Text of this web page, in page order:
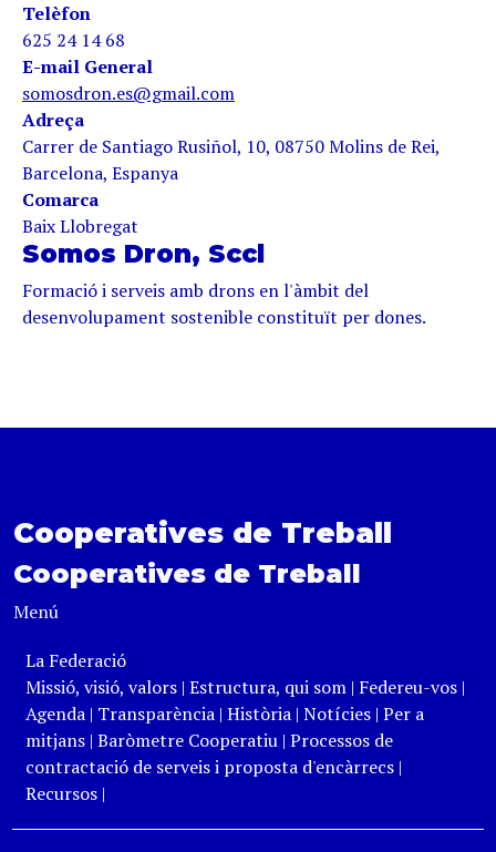
Telèfon
625 24 14 68
E-mail General
somosdron.es@gmail.com
Adreça
Carrer de Santiago Rusiñol, 10, 08750 Molins de Rei,
Barcelona, Espanya
Comarca
Baix Llobregat
Somos Dron, Sccl
Formació i serveis amb drons en l'àmbit del
desenvolupament sostenible constituït per dones.
Cooperatives de Treball
Cooperatives de Treball
Menú
La Federació
Missió, visió, valors| Estructura, qui som| Federeu-vos|
Agenda | Transparència| Història| Notícies | Per a
mitjans| Baròmetre Cooperatiu| Processos de
contractació de serveis i proposta d'encàrrecs|
Recursos|